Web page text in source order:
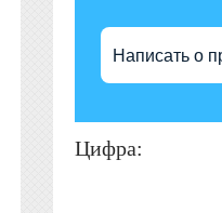
Написать о
Цифра: